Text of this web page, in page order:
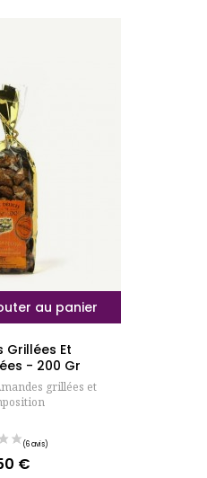
au panier
Grillées Et
- 200 Gr
grillées et
€